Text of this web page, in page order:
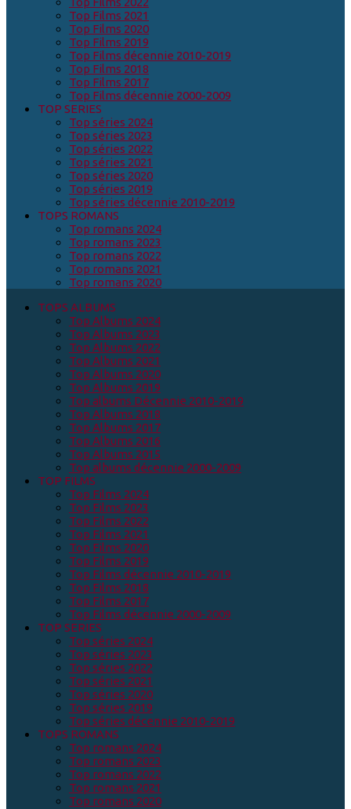
Top Films 2021
Top Films 2020
Top Films 2019
Top Films décennie 2010-2019
Top Films 2018
Top Films 2017
Top Films décennie 2000-2009
TOP SERIES
Top séries 2024
Top séries 2023
Top séries 2022
Top séries 2021
Top séries 2020
Top séries 2019
Top séries décennie 2010-2019
TOPS ROMANS
Top romans 2024
Top romans 2023
Top romans 2022
Top romans 2021
Top romans 2020
TOPS ALBUMS
Top Albums 2024
Top Albums 2023
Top Albums 2022
Top Albums 2021
Top Albums 2020
Top Albums 2019
Top albums Décennie 2010-2019
Top Albums 2018
Top Albums 2017
Top Albums 2016
Top Albums 2015
Top albums décennie 2000-2009
TOP FILMS
Top Films 2024
Top Films 2023
Top Films 2022
Top Films 2021
Top Films 2020
Top Films 2019
Top Films décennie 2010-2019
Top Films 2018
Top Films 2017
Top Films décennie 2000-2009
TOP SERIES
Top séries 2024
Top séries 2023
Top séries 2022
Top séries 2021
Top séries 2020
Top séries 2019
Top séries décennie 2010-2019
TOPS ROMANS
Top romans 2024
Top romans 2023
Top romans 2022
Top romans 2021
Top romans 2020